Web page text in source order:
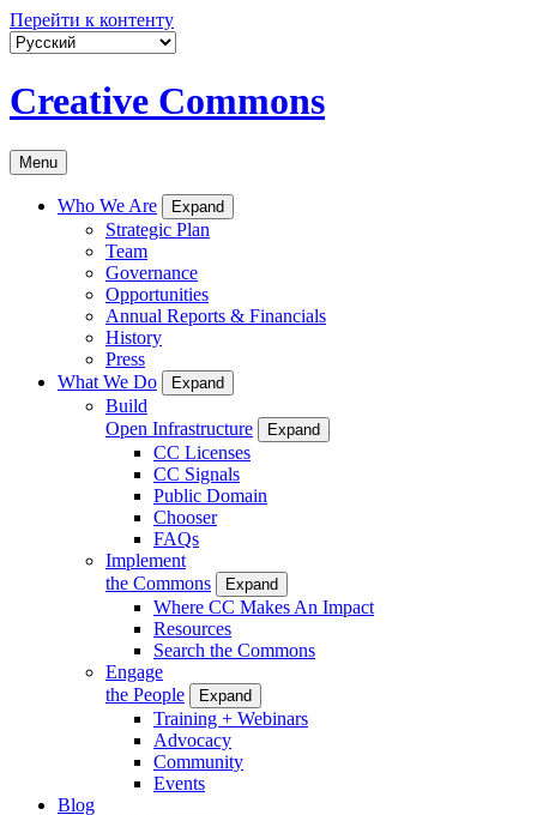
Перейти к контенту
Creative Commons
Menu
Who We Are Expand
Strategic Plan
Team
Governance
Opportunities
Annual Reports & Financials
History
Press
What We Do
Expand
Build
Open Infrastructure
Expand
CC Licenses
CC Signals
Public Domain
Chooser
FAQs
Implement
the Commons
Expand
Where CC Makes An Impact
Resources
Search the Commons
Engage
the People
Expand
Training + Webinars
Advocacy
Community
Events
Blog